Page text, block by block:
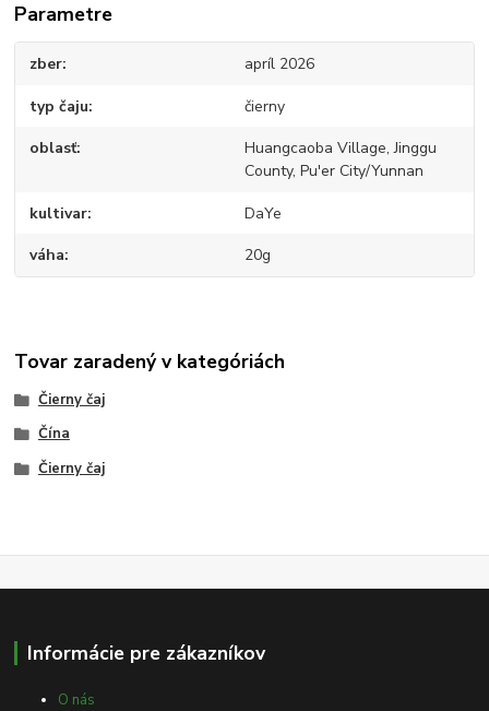
Parametre
zber apríl 2026
typ čaju čierny
oblasť
Huangcaoba Village, Jinggu
County, Pu'er City/Yunnan
kultivar DaYe
váha 20g
Tovar zaradený v kategóriách
Čierny čaj
Čína
Čierny čaj
Informácie pre zákazníkov
O nás